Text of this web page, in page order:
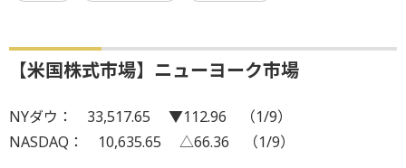
【米国株式市場】ニューヨーク市場
NYダウ： 33,517.65 ▼112.96 （1/9）
NASDAQ： 10,635.65 △66.36 （1/9）